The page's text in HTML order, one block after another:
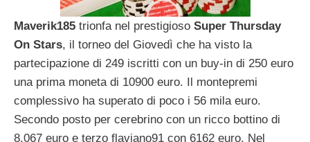
Maverik185 trionfa nel prestigioso Super Thursday
On Stars, il torneo del Giovedì che ha visto la
partecipazione di 249 iscritti con un buy-in di 250 euro
una prima moneta di 10900 euro. Il montepremi
complessivo ha superato di poco i 56 mila euro.
Secondo posto per cerebrino con un ricco bottino di
8.067 euro e terzo flaviano91 con 6162 euro. Nel